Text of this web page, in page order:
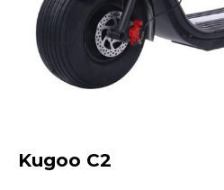
Kugoo C2